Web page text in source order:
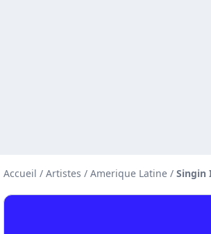
Accueil / Artistes / Amerique Latine / Singin